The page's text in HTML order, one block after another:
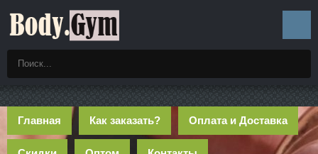
Главная Как заказать? Оплата и Доставка